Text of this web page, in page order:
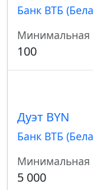
Банк ВТБ
Минимальная
100
Дуэт BYN
Банк ВТБ
Минимальная
5 000